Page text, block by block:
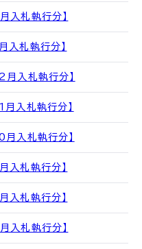
入札執行分】
入札執行分】
月入札執行分】
月入札執行分】
月入札執行分】
入札執行分】
入札執行分】
入札執行分】